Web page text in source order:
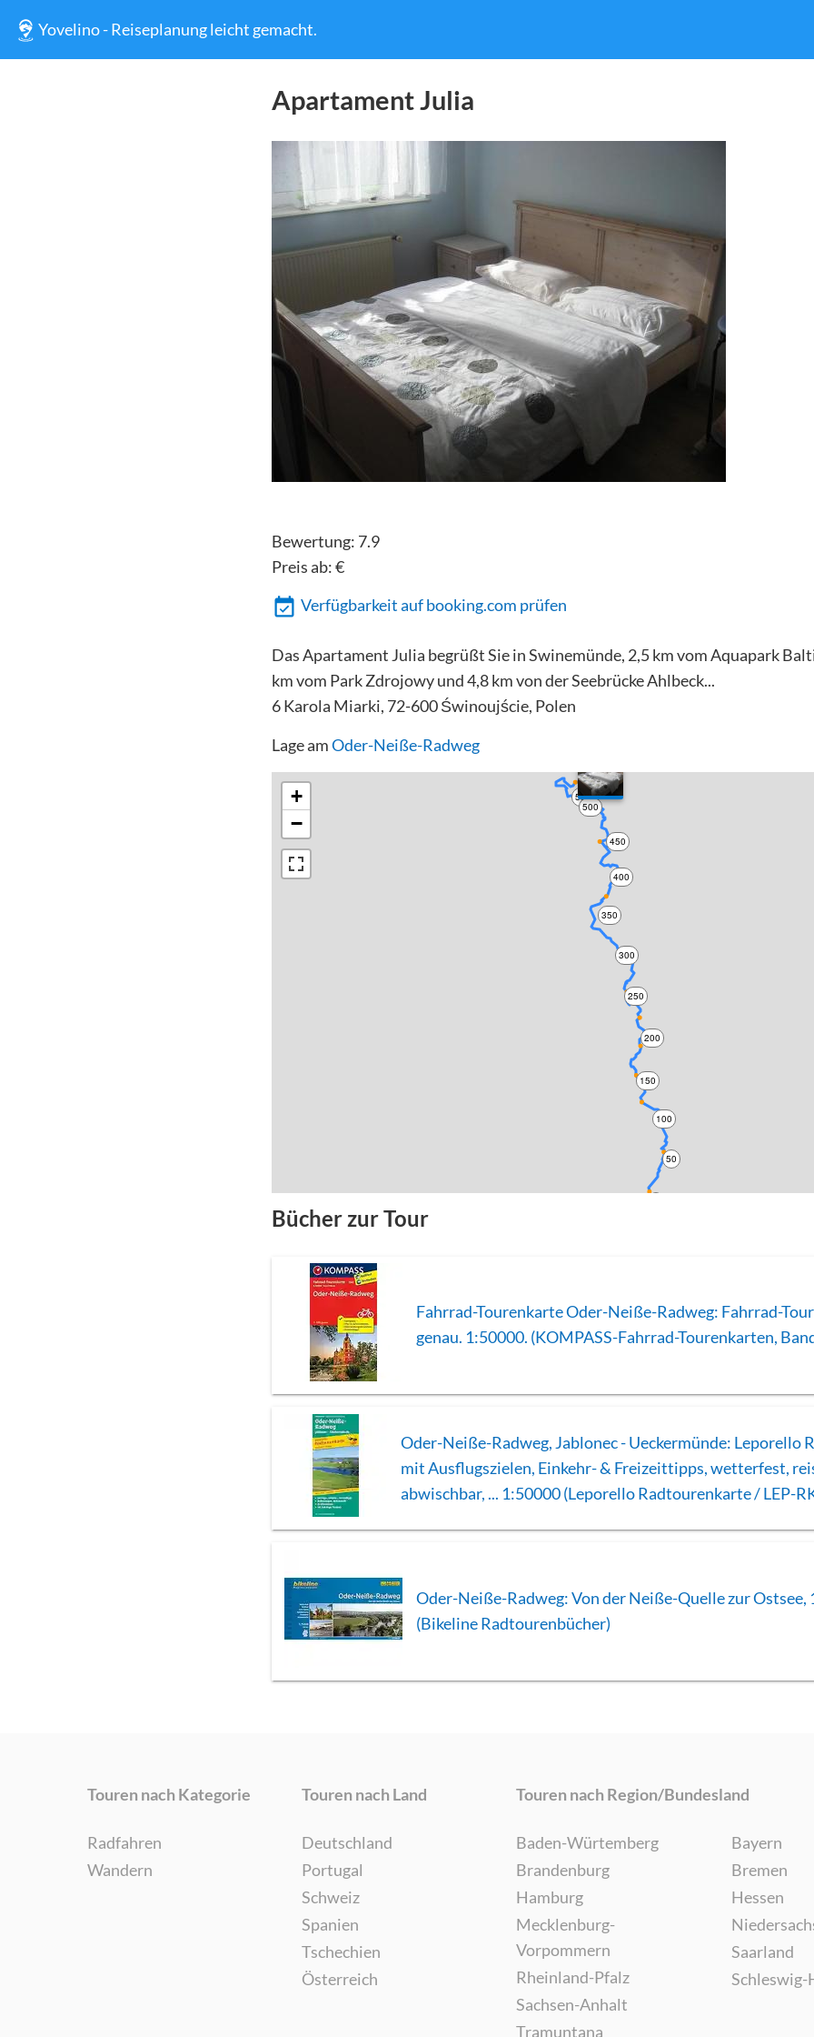
Yovelino - Reiseplanung leicht gemacht.
Apartament Julia
Bewertung: 7.9
Preis ab:€
Verfügbarkeit auf booking.com prüfen
Das Apartament Julia begrüßt Sie in Swinemünde, 2,5 km vom Aquapark
km vom Park Zdrojowy und 4,8 km von der Seebrücke Ahlbeck...
6 Karola Miarki, 72-600 Świnoujście, Polen
Lage amOder-Neiße-Radweg
50
100
150
200
250
300
350
400
450
500
550
+
−
Bücher zur Tour
Fahrrad-Tourenkarte Oder-Neiße-Radweg: Fahrrad-
genau. 1:50000. (KOMPASS-Fahrrad-Tourenkarten,
Oder-Neiße-Radweg, Jablonec - Ueckermünde: Leporello
mit Ausflugszielen, Einkehr- & Freizeittipps, wetterfest,
abwischbar, ... 1:50000 (Leporello Radtourenkarte / LEP-
Oder-Neiße-Radweg: Von der Neiße-Quelle zur Ostsee,
(Bikeline Radtourenbücher)
Touren nach Kategorie
Radfahren
Wandern
Touren nach Land
Deutschland
Portugal
Schweiz
Spanien
Tschechien
Österreich
Touren nach Region/Bundesland
Baden-Würtemberg
Brandenburg
Hamburg
Mecklenburg-
Vorpommern
Rheinland-Pfalz
Sachsen-Anhalt
Tramuntana
Bayern
Bremen
Hessen
Saarland